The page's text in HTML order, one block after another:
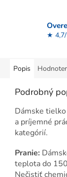
★ 4,7/
Popis
Podrobný
Dámske
a príjemné
kategórií.
Pranie:
teplota do
Nečistiť